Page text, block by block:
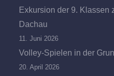
Exkursion der 9. Klassen
Dachau
11. Juni 2026
Volley-Spielen in der
20. April 2026